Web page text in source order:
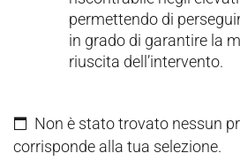
permettendo di
in grado di garantire la
riuscita dell’intervento.
Non è stato trovato nessun
corrisponde alla tua selezione.